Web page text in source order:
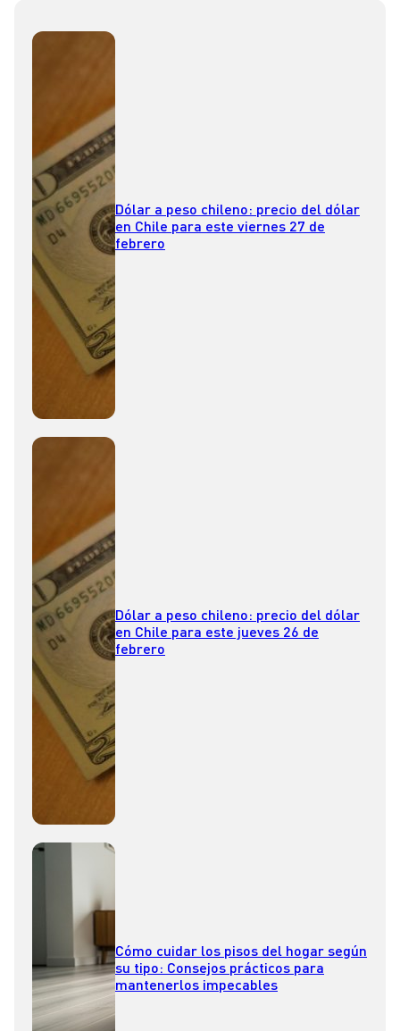
Dólar a peso chileno: precio del dólar
en Chile para este viernes 27 de
febrero
Dólar a peso chileno: precio del dólar
en Chile para este jueves 26 de
febrero
Cómo cuidar los pisos del hogar según
su tipo: Consejos prácticos para
mantenerlos impecables